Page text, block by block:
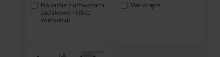
Na ramie z uchwytami
zaciskowymi (bez
wiercenia)
We wnęce